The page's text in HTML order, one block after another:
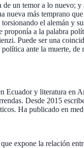
un temor a lo nuevo;
más temprano
el alemán y
proponía a la palabra
Puede ser una
ante la muerte,
Ecuador y literatura en
Desde 2015
Ha publicado en
expone la relación